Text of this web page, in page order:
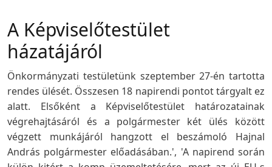
A Képviselőtestület
házatájáról
Önkormányzati testületünk szeptember 27-én tartotta
rendes ülését. Összesen 18 napirendi pontot tárgyalt ez
alatt. Elsőként a Képviselőtestület határozatainak
végrehajtásáról és a polgármester két ülés között
végzett munkájáról hangzott el beszámoló Hajnal
András polgármester előadásában.', 'A napirend során